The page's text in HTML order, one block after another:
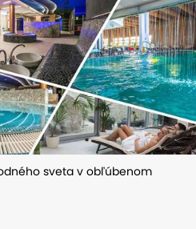
sveta v obľúbenom